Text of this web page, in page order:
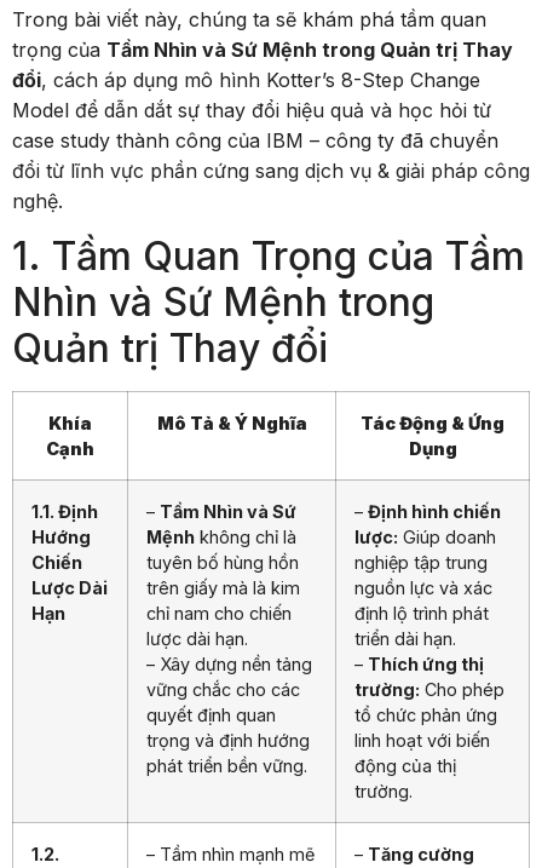
Trong bài viết này, chúng ta sẽ khám phá tầm quan
trọng của Tầm Nhìn và Sứ Mệnh trong Quản trị Thay
đổi, cách áp dụng mô hình Kotter’s 8-Step Change
Model để dẫn dắt sự thay đổi hiệu quả và học hỏi từ
case study thành công của IBM – công ty đã chuyển
đổi từ lĩnh vực phần cứng sang dịch vụ & giải pháp công
nghệ.
1. Tầm Quan Trọng của Tầm
Nhìn và Sứ Mệnh trong
Quản trị Thay đổi
Khía
Cạnh
Mô Tả & Ý Nghĩa
Tác Động & Ứng
Dụng
1.1. Định
Hướng
Chiến
Lược Dài
Hạn
– Tầm Nhìn và Sứ
Mệnh không chỉ là
tuyên bố hùng hồn
trên giấy mà là kim
chỉ nam cho chiến
lược dài hạn.
– Xây dựng nền tảng
vững chắc cho các
quyết định quan
trọng và định hướng
phát triển bền vững.
– Định hình chiến
lược: Giúp doanh
nghiệp tập trung
nguồn lực và xác
định lộ trình phát
triển dài hạn.
– Thích ứng thị
trường: Cho phép
tổ chức phản ứng
linh hoạt với biến
động của thị
trường.
1.2.
– Tầm nhìn mạnh mẽ
– Tăng cường